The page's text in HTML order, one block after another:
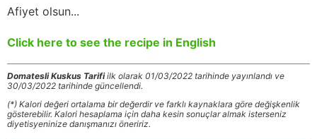
Afiyet olsun...
Click here to see the recipe in English
Domatesli Kuskus Tarifiilk olarak 01/03/2022 tarihinde yayınlandı ve
30/03/2022 tarihinde güncellendi.
(*) Kalori değeri ortalama bir değerdir ve farklı kaynaklara göre değişkenlik
gösterebilir. Kalori hesaplama için daha kesin sonuçlar almak isterseniz
diyetisyeninize danışmanızı öneririz.